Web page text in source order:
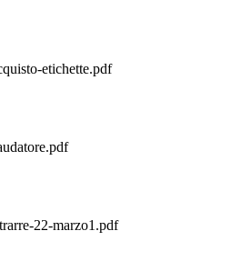
etichette.pdf
22-marzo1.pdf